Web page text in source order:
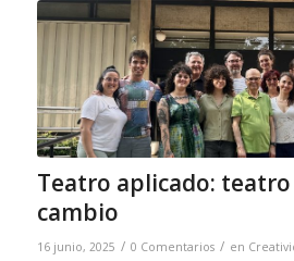
Teatro aplicado:
cambio
16 junio, 2025 / 0 Comentarios / en